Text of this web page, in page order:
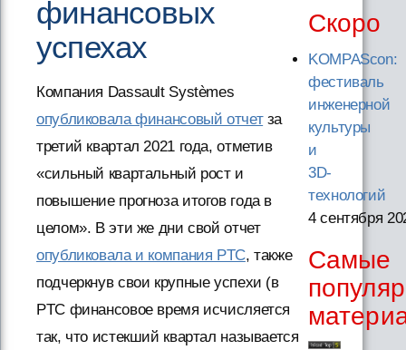
финансовых
успехах
Компания Dassault Systèmes
опубликовала финансовый отчетза
третий квартал 2021 года, отметив
«сильный квартальный рост и
повышение прогноза итогов года в
целом». В эти же дни свой отчет
опубликовала и компания PTC, также
подчеркнув свои крупные успехи (в
PTC финансовое время исчисляется
так, что истекший квартал называется
Скоро
KOMPAScon:
фестиваль
инженерной
культуры
и
3D-
технологий
4 сентября
Самые